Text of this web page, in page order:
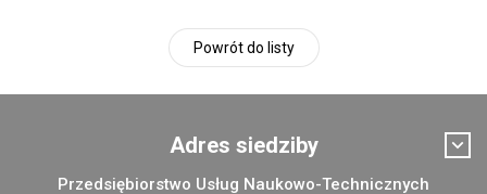
Powrót do listy
Adres siedziby
Przedsiębiorstwo Usług Naukowo-Technicznych